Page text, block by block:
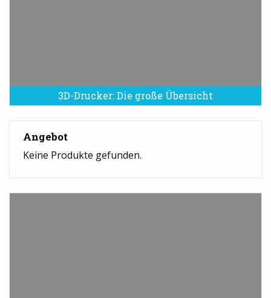
3D-Drucker: Die große Übersicht
Angebot
Keine Produkte gefunden.